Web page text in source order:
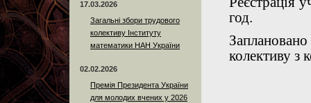
17.03.2026
Загальні збори трудового
колективу Інституту
математики НАН України
02.02.2026
Премія Президента України
для молодих вчених у 2026
год.
колективу з